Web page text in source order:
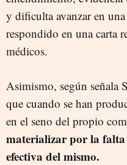
y dificulta avanzar en
respondido en una carta
médicos.
Asimismo, según señala
que cuando se han
en el seno del propio
materializar por la falta
efectiva del mismo.